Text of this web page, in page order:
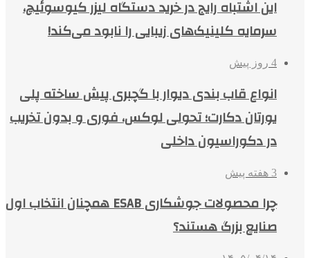
این اشتباه رایج در خرید دستگاه لیزر کیوسوئیچ،
سرمایه کلینیک‌های زیبایی را نابود می‌کند!
4 روز پیش
انواع قاب بندی دیوار با گچبری پیش ساخته پلی
یورتان دکارت؛ تحولی لوکس، فوری و بدون تخریب
در دکوراسیون داخلی
3 هفته پیش
چرا محصولات جوشکاری ESAB همچنان انتخاب اول
صنایع بزرگ هستند؟